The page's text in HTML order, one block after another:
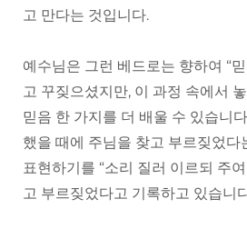
고 만다는 것입니다.
예수님은 그런 베드로는 향하여 “
고 꾸짖으셨지만, 이 과정 속에서
믿음 한 가지를 더 배울 수 있습니
했을 때에 주님을 찾고 부르짖었다
표현하기를 “소리 질러 이르되 주
고 부르짖었다고 기록하고 있습니